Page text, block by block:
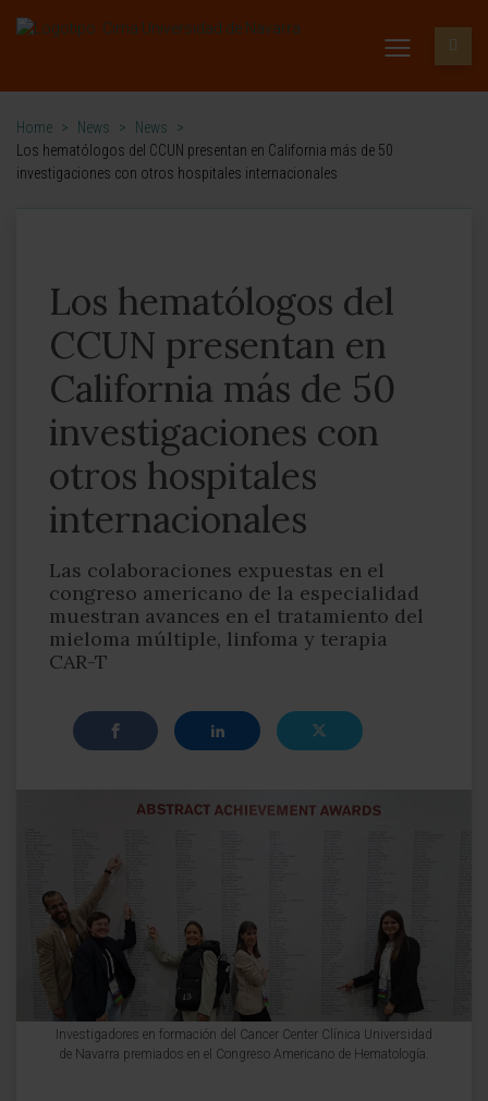
Home > News > News
>
Los hematólogos del CCUN presentan en California más de 50
investigaciones con otros hospitales internacionales
Los hematólogos del
CCUN presentan en
California más de 50
investigaciones con
otros hospitales
internacionales
Las colaboraciones expuestas en el
congreso americano de la especialidad
muestran avances en el tratamiento del
mieloma múltiple, linfoma y terapia
CAR-T
Investigadores en formación del Cancer Center Clínica Universidad
de Navarra premiados en el Congreso Americano de Hematología.